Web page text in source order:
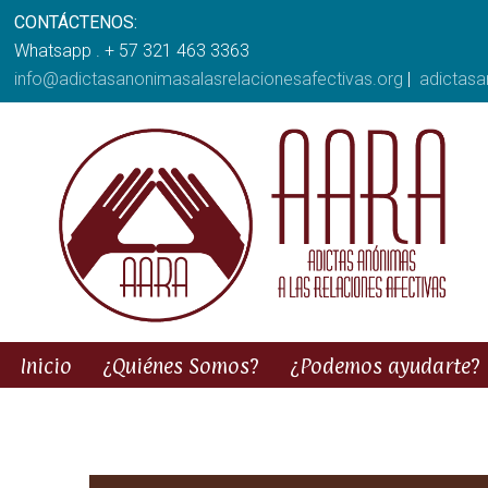
CONTÁCTENOS:
Whatsapp . + 57 321 463 3363
info@adictasanonimasalasrelacionesafectivas.org |
Inicio ¿Quiénes Somos? ¿Podemos ayudarte?